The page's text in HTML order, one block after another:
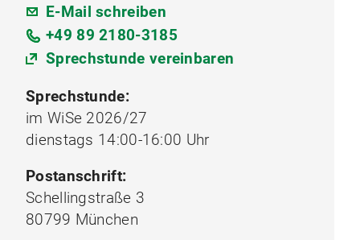
E-Mail schreiben
+49 89 2180-3185
Sprechstunde vereinbaren
Sprechstunde:
im WiSe 2026/27
dienstags 14:00-16:00 Uhr
Postanschrift:
Schellingstraße 3
80799 München